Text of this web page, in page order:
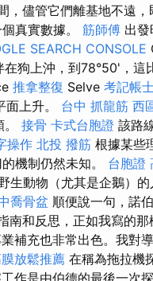
，儘管它們離基地不遠，
真實數據。 筋師傅 出
SEARCH CONSOLE
狗上沖，到78°50'，這
推拿整復 Selve 考記帳
上升。 台中 抓龍筋 西
接骨 卡式台胞證 該路
操作 北投 撥筋 根據某些
機制仍然未知。 台胞證
生動物（尤其是企鵝）
喬骨盆 順便說一句，諾
和反思，正如我寫的那
補充也非常出色。我對
放鬆推薦 在稱為拖拉機
作是由伯德的最後一次